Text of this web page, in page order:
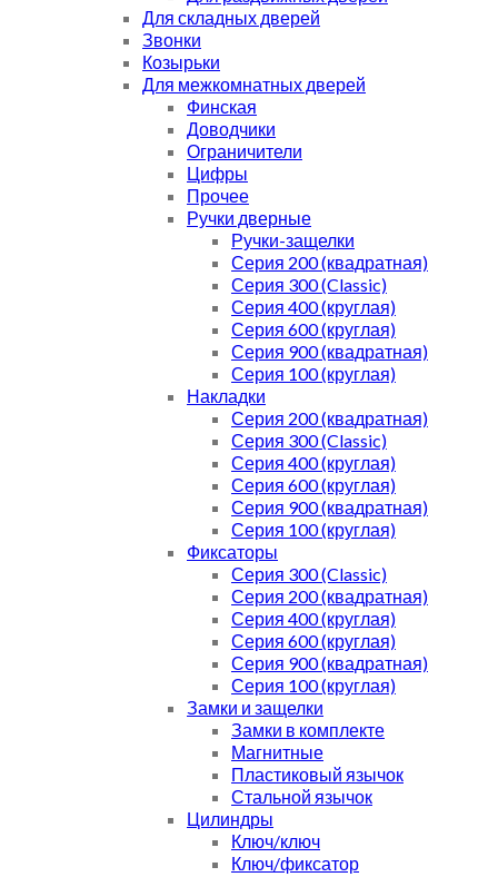
Для складных дверей
Звонки
Козырьки
Для межкомнатных дверей
Финская
Доводчики
Ограничители
Цифры
Прочее
Ручки дверные
Ручки-защелки
Серия 200 (квадратная)
Серия 300 (Classic)
Серия 400 (круглая)
Серия 600 (круглая)
Серия 900 (квадратная)
Серия 100 (круглая)
Накладки
Серия 200 (квадратная)
Серия 300 (Classic)
Серия 400 (круглая)
Серия 600 (круглая)
Серия 900 (квадратная)
Серия 100 (круглая)
Фиксаторы
Серия 300 (Classic)
Серия 200 (квадратная)
Серия 400 (круглая)
Серия 600 (круглая)
Серия 900 (квадратная)
Серия 100 (круглая)
Замки и защелки
Замки в комплекте
Магнитные
Пластиковый язычок
Стальной язычок
Цилиндры
Ключ/ключ
Ключ/фиксатор